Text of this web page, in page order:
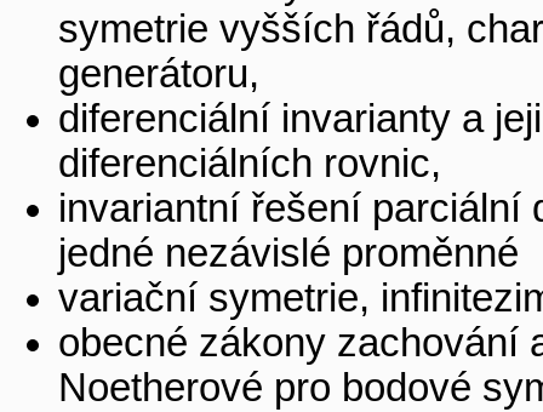
symetrie vyšších řádů,
generátoru,
diferenciální invarianty a
diferenciálních rovnic,
invariantní řešení parciální
jedné nezávislé proměnné
variační symetrie,
obecné zákony zachování
Noetherové pro bodové